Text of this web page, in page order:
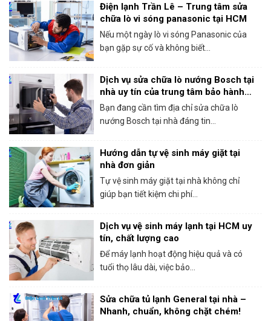
Điện lạnh Trần Lê – Trung tâm sửa
chữa lò vi sóng panasonic tại HCM
Nếu một ngày lò vi sóng Panasonic của
bạn gặp sự cố và không biết...
Dịch vụ sửa chữa lò nướng Bosch tại
nhà uy tín của trung tâm bảo hành
Bosch tại HCM
Bạn đang cần tìm địa chỉ sửa chữa lò
nướng Bosch tại nhà đáng tin...
Hướng dẫn tự vệ sinh máy giặt tại
nhà đơn giản
Tự vệ sinh máy giặt tại nhà không chỉ
giúp bạn tiết kiệm chi phí...
Dịch vụ vệ sinh máy lạnh tại HCM uy
tín, chất lượng cao
Để máy lạnh hoạt động hiệu quả và có
tuổi thọ lâu dài, việc bảo...
Sửa chữa tủ lạnh General tại nhà –
Nhanh, chuẩn, không chặt chém!